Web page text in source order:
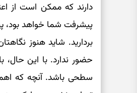
دارند که ممکن است از
پیشرفت شما خواهد بود،
بردارید. شاید هنوز
حضور ندارد. با این
سطحی باشد. آنچه که